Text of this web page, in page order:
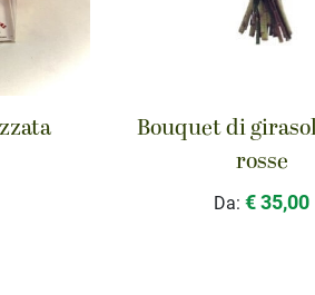
Bouquet di
rosse
Da:€ 35,00